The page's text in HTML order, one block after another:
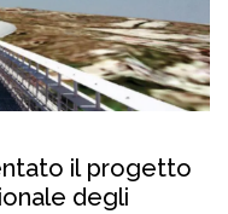
il progetto
degli